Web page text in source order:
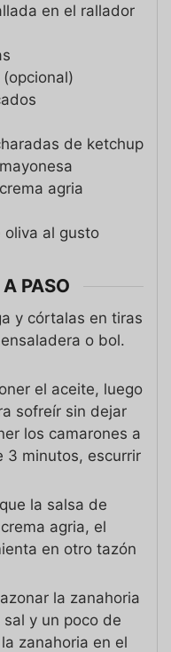
en el rallador
de ketchup
agria
oliva al gusto
PASO
y córtalas en tiras
o bol.
el aceite, luego
sofreír sin dejar
los camarones a
3 minutos, escurrir
la salsa de
agria, el
en otro tazón
la zanahoria
y un poco de
zanahoria en el